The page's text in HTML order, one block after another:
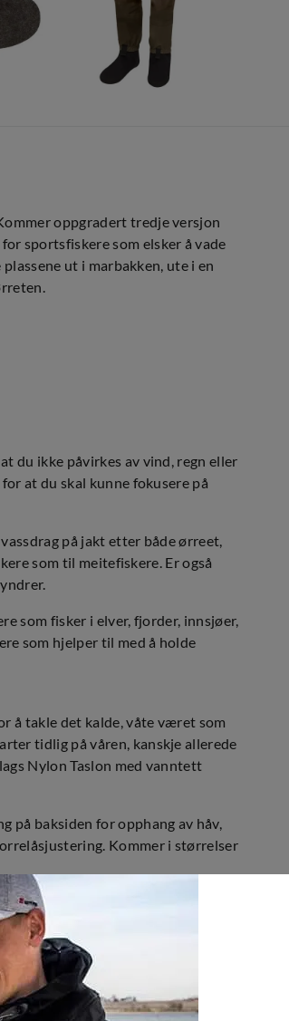
oppgradert tredje versjon
sportsfiskere som elsker å vade
ut i marbakken, ute i en
du ikke påvirkes av vind, regn eller
at du skal kunne fokusere på
på jakt etter både ørreet,
som til meitefiskere. Er også
som fisker i elver, fjorder, innsjøer,
som hjelper til med å holde
å takle det kalde, våte været som
tidlig på våren, kanskje allerede
Nylon Taslon med vanntett
på baksiden for opphang av håv,
Kommer i størrelser